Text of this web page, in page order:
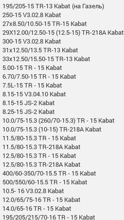
195/205-15 TR-13 Kabat (на Газель)
250-15 V3.02.8 Kabat
27x8.50/10.50-15 TR-15 Kabat
29X12.00/12.50-15 (12.5-15) TR-218A Kabat
300-15 V3.02.8 Kabat
31x12.50/13.5 TR-13 Kabat
33x12.50/15.50-15 TR-13 Kabat
5.00-15 TR - 15 Kabat
6.70/7.50-15 TR - 15 Kabat
7.5L-15 TR - 15 Kabat
8.15-15 V3.04.10 Kabat
8.15-15 JS-2 Kabat
8.25-15 JS-2 Kabat
10.0/75-15.3 (260/70-15.3) TR - 15 Kabat
10.0/75-15.3 (10-15) TR-218A Kabat
11.5/80-15.3 TR - 15 Kabat
11.5/80-15.3 TR-218A Kabat
12.5/80-15.3 TR - 15 Kabat
12.5/80-15.3 TR-218A Kabat
400/60-350/70-15.5 TR - 15 Kabat
500/550/60-15.5 TR - 15 Kabat
10.5- 16 V3.02.8 Kabat
12.0/65/75-16 TR - 15 Kabat
14.0/65-16 TR - 15 Kabat
195/205/215/70-16 TR - 15 Kabat